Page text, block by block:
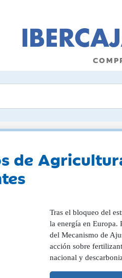
de
Tras el bloqueo del
la energía en Europa.
del Mecanismo de
acción sobre
nacional y